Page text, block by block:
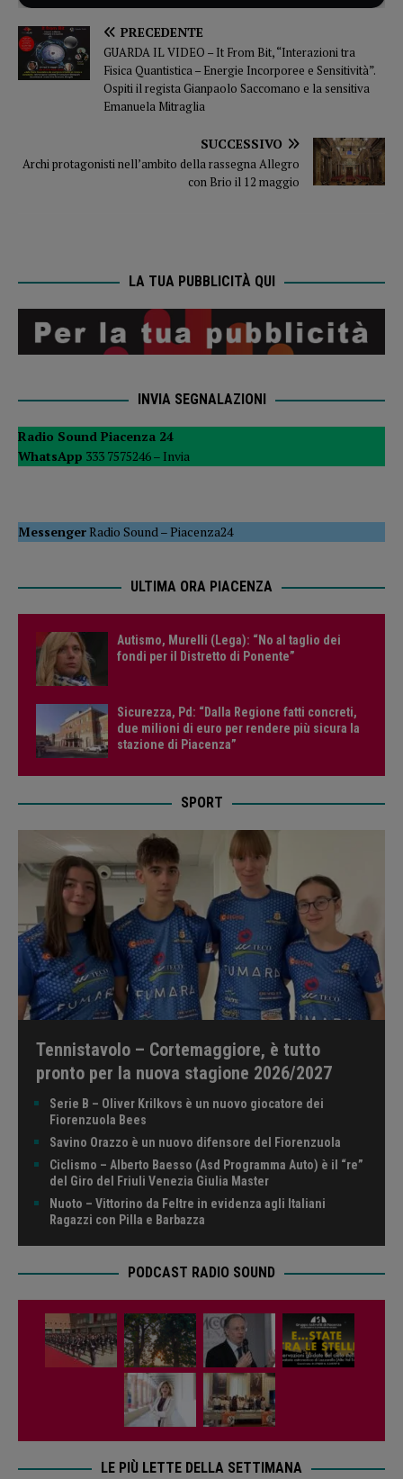
PRECEDENTE
GUARDA IL VIDEO – It From Bit, “Interazioni tra
Fisica Quantistica – Energie Incorporee e Sensitività”.
Ospiti il regista Gianpaolo Saccomano e la sensitiva
Emanuela Mitraglia
SUCCESSIVO
Archi protagonisti nell’ambito della rassegna Allegro
con Brio il 12 maggio
LA TUA PUBBLICITÀ QUI
INVIA SEGNALAZIONI
Radio Sound Piacenza 24
WhatsApp 333 7575246 – Invia
MessengerRadio Sound –Piacenza24
ULTIMA ORA PIACENZA
Autismo, Murelli (Lega): “No al taglio dei
fondi per il Distretto di Ponente”
Sicurezza, Pd: “Dalla Regione fatti concreti,
due milioni di euro per rendere più sicura la
stazione di Piacenza”
SPORT
Tennistavolo – Cortemaggiore, è tutto
pronto per la nuova stagione 2026/2027
Serie B – Oliver Krilkovs è un nuovo giocatore dei
Fiorenzuola Bees
Savino Orazzo è un nuovo difensore del Fiorenzuola
Ciclismo – Alberto Baesso (Asd Programma Auto) è il “re”
del Giro del Friuli Venezia Giulia Master
Nuoto – Vittorino da Feltre in evidenza agli Italiani
Ragazzi con Pilla e Barbazza
PODCAST RADIO SOUND
LE PIÙ LETTE DELLA SETTIMANA